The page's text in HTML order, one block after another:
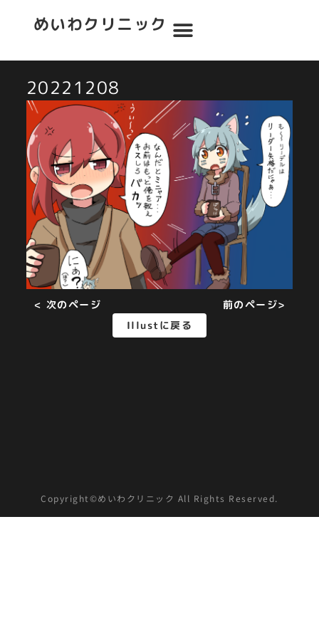
めいわクリニック
20221208
前のページ>
< 次のページ
Illustに戻る
Copyright©めいわクリニック All Rights Reserved.